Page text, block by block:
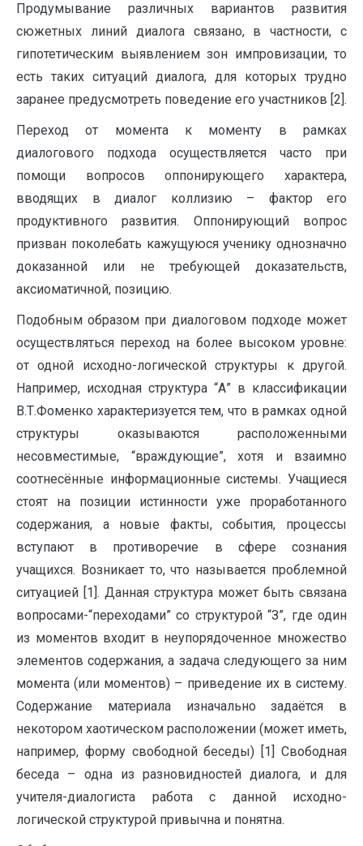
Продумывание различных вариантов развития
сюжетных линий диалога связано, в частности, с
гипотетическим выявлением зон импровизации, то
есть таких ситуаций диалога, для которых трудно
заранее предусмотреть поведение его участников [2].
Переход от момента к моменту в рамках
диалогового подхода осуществляется часто при
помощи вопросов оппонирующего характера,
вводящих в диалог коллизию – фактор его
продуктивного развития. Оппонирующий вопрос
призван поколебать кажущуюся ученику однозначно
доказанной или не требующей доказательств,
аксиоматичной, позицию.
Подобным образом при диалоговом подходе может
осуществляться переход на более высоком уровне:
от одной исходно-логической структуры к другой.
Например, исходная структура “А” в классификации
В.Т.Фоменко характеризуется тем, что в рамках одной
структуры оказываются расположенными
несовместимые, “враждующие”, хотя и взаимно
соотнесённые информационные системы. Учащиеся
стоят на позиции истинности уже проработанного
содержания, а новые факты, события, процессы
вступают в противоречие в сфере сознания
учащихся. Возникает то, что называется проблемной
ситуацией [1]. Данная структура может быть связана
вопросами-“переходами” со структурой “З”, где один
из моментов входит в неупорядоченное множество
элементов содержания, а задача следующего за ним
момента (или моментов) – приведение их в систему.
Содержание материала изначально задаётся в
некотором хаотическом расположении (может иметь,
например, форму свободной беседы) [1] Свободная
беседа – одна из разновидностей диалога, и для
учителя-диалогиста работа с данной исходно-
логической структурой привычна и понятна.